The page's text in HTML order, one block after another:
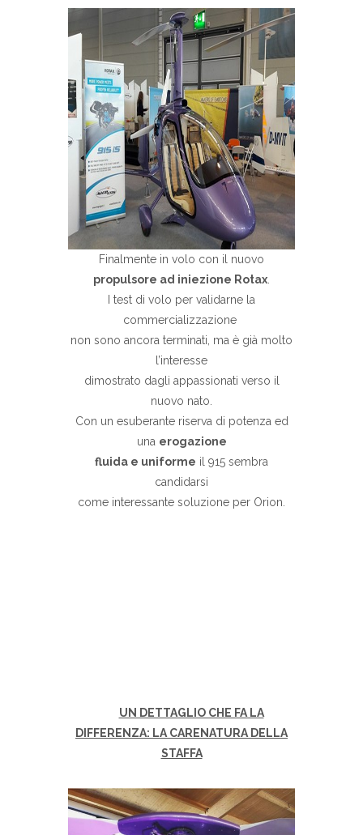
Finalmente in volo con il nuovo
propulsore ad iniezione Rotax
I test di volo per validarne la
commercializzazione
non sono ancora terminati, ma è già molto
l’interesse
dimostrato dagli appassionati verso il
nuovo nato.
Con un esuberante riserva di potenza ed
una erogazione
fluida e uniforme il 915 sembra
candidarsi
come interessante soluzione per Orion.
UN DETTAGLIO CHE FA LA
DIFFERENZA: LA CARENATURA DELLA
STAFFA